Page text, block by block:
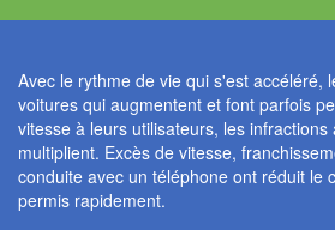
Avec le rythme de vie qui s'est accéléré,
voitures qui augmentent et font parfois
vitesse à leurs utilisateurs, les
multiplient. Excès de vitesse,
conduite avec un téléphone ont réduit le
permis rapidement.